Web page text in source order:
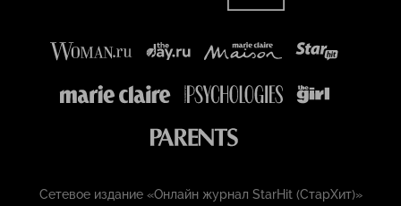
Сетевое издание «Онлайн журнал StarHit (СтарХит)»